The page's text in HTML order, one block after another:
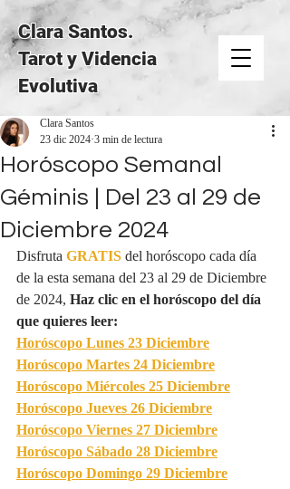
Clara Santos.
Tarot y Videncia
Evolutiva
Horóscopo Semanal
Géminis | Del 23 al 29 de
Diciembre 2024
Clara Santos
23 dic 20243 min de lectura
Disfruta GRATISdel horóscopo cada día
de la esta semana del 23 al 29 de Diciembre
de 2024, Haz clic en el horóscopo del día
que quieres leer:
Horóscopo Lunes 23 Diciembre
Horóscopo Martes 24 Diciembre
Horóscopo Miércoles 25 Diciembre
Horóscopo Jueves 26 Diciembre
Horóscopo Viernes 27 Diciembre
Horóscopo Sábado 28 Diciembre
Horóscopo Domingo 29 Diciembre